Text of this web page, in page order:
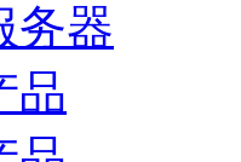
务器
品